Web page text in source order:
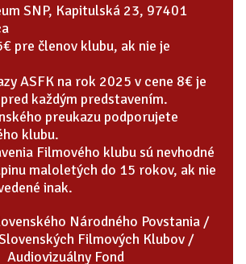
SNP, Kapitulská 23, 97401
pre členov klubu, ak nie je
ASFK na rok 2025 v cene 8€ je
každým predstavením.
preukazu podporujete
klubu.
Filmového klubu sú nevhodné
maloletých do 15 rokov, ak nie
inak.